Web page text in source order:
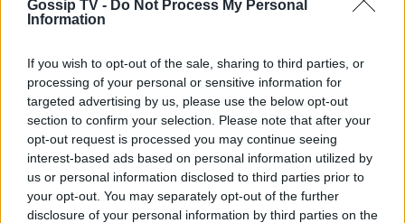
Gossip TV - Do Not Process My Personal
Information
If you wish to opt-out of the sale, sharing to third parties, or
processing of your personal or sensitive information for
targeted advertising by us, please use the below opt-out
section to confirm your selection. Please note that after your
opt-out request is processed you may continue seeing
interest-based ads based on personal information utilized by
us or personal information disclosed to third parties prior to
your opt-out. You may separately opt-out of the further
disclosure of your personal information by third parties on the
MEDIA
τηλεοπτικά στη νέα σειρά «Χαμένα
Μονοπάτια»
MEDIA
Σπιλιάδες Spoiler: Τη θεωρούν νεκρή
και της κλέβει τη ζωή! Η αδίστακτη
προδοσία της κολλητής της